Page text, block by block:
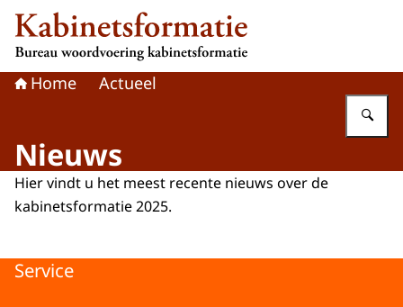
Naar de homepage van Kabinetsformatie
Home Actueel
Nieuws
Hier vindt u het meest recente nieuws over de
kabinetsformatie 2025.
Service